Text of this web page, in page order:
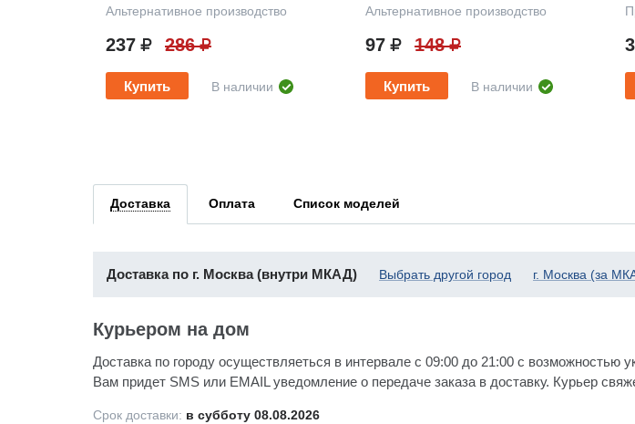
Альтернативное производство
237 286
Купить В наличии
Альтернативное производство
97 148
Купить В наличии
Доставка Оплата Список моделей
Доставка по г. Москва (внутри МКАД) Выбрать другой город г. Москва (за
Курьером на дом
Доставка по городу осуществляеться в интервале с 09:00 до 21:00 с возможностью
Вам придет SMS или EMAIL уведомление о передаче заказа в доставку. Курьер
Срок доставки: в субботу 08.08.2026